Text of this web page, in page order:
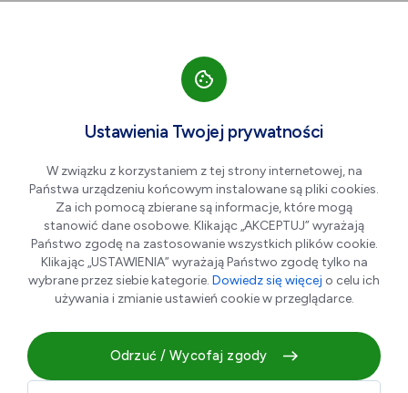
Autor w Kadrze:
Milczenie owiec
Gatunek - dramat, biograficzny
Ustawienia Twojej prywatności
W związku z korzystaniem z tej strony internetowej, na
Państwa urządzeniu końcowym instalowane są pliki cookies.
Za ich pomocą zbierane są informacje, które mogą
stanowić dane osobowe. Klikając „AKCEPTUJ” wyrażają
Państwo zgodę na zastosowanie wszystkich plików cookie.
Klikając „USTAWIENIA” wyrażają Państwo zgodę tylko na
wybrane przez siebie kategorie. Dowiedz się więcej o celu ich
używania i zmianie ustawień cookie w przeglądarce.
Odrzuć / Wycofaj zgody